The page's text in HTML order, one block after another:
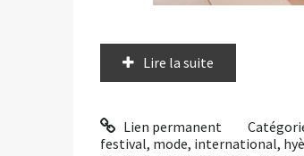
Lire la suite
Lien permanent
festival, mode, international,